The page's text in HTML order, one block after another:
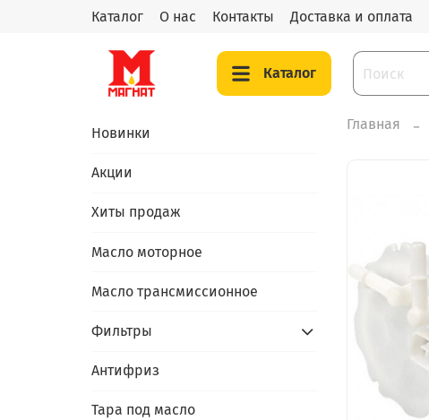
Каталог О нас Контакты Доставка и оплата
Каталог
Главная
Новинки
Акции
Хиты продаж
Масло моторное
Масло трансмиссионное
Фильтры
Антифриз
Тара под масло